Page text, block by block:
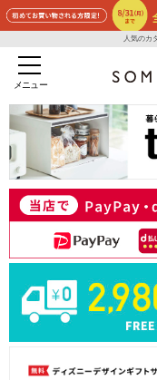
人気のカ
メニュー